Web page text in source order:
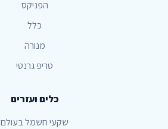
הפניקס
כלל
מנורה
טריפ גרנטי
כלים ועזרים
שקעי חשמל בעולם